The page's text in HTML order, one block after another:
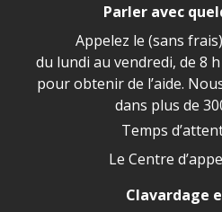
Parler avec
Appelez le (sans frais)
du lundi au vendredi, de 8 h
pour obtenir de l’aide.
dans plus de
Temps
Le Centre
Clavardage